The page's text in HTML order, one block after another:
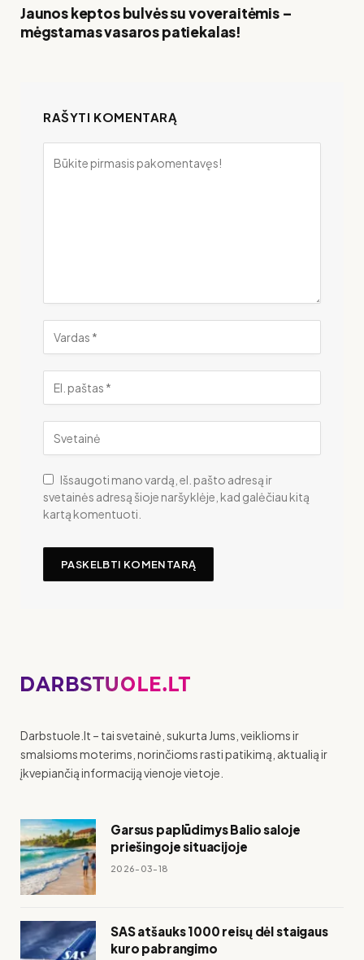
Jaunos keptos bulvės su voveraitėmis –
mėgstamas vasaros patiekalas!
RAŠYTI KOMENTARĄ
Išsaugoti mano vardą, el. pašto adresą ir
svetainės adresą šioje naršyklėje, kad galėčiau kitą
kartą komentuoti.
Darbstuole.lt – tai svetainė, sukurta Jums, veiklioms ir
smalsioms moterims, norinčioms rasti patikimą, aktualią ir
įkvepiančią informaciją vienoje vietoje.
Garsus paplūdimys Balio saloje
priešingoje situacijoje
2026-03-18
SAS atšauks 1000 reisų dėl staigaus
kuro pabrangimo